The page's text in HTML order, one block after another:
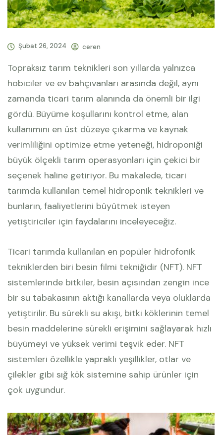
Şubat 26, 2024 ceren
Topraksız tarım teknikleri son yıllarda yalnızca
hobiciler ve ev bahçıvanları arasında değil, aynı
zamanda ticari tarım alanında da önemli bir ilgi
gördü. Büyüme koşullarını kontrol etme, alan
kullanımını en üst düzeye çıkarma ve kaynak
verimliliğini optimize etme yeteneği, hidroponiği
büyük ölçekli tarım operasyonları için çekici bir
seçenek haline getiriyor. Bu makalede, ticari
tarımda kullanılan temel hidroponik teknikleri ve
bunların, faaliyetlerini büyütmek isteyen
yetiştiriciler için faydalarını inceleyeceğiz.
Ticari tarımda kullanılan en popüler hidrofonik
tekniklerden biri besin filmi tekniğidir (NFT). NFT
sistemlerinde bitkiler, besin açısından zengin ince
bir su tabakasının aktığı kanallarda veya oluklarda
yetiştirilir. Bu sürekli su akışı, bitki köklerinin temel
besin maddelerine sürekli erişimini sağlayarak hızlı
büyümeyi ve yüksek verimi teşvik eder. NFT
sistemleri özellikle yapraklı yeşillikler, otlar ve
çilekler gibi sığ kök sistemine sahip ürünler için
çok uygundur.